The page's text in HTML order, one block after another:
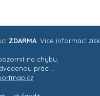
ZDARMA. Více informací
na chybu,
práci ..